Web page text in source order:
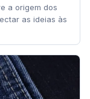
a origem dos
as ideias às